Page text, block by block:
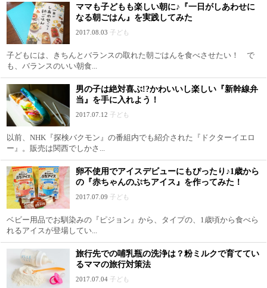
ママも子どもも楽しい朝に♪『一日がしあわせに
なる朝ごはん』を実践してみた
2017.08.03 子ども
子どもには、きちんとバランスの取れた朝ごはんを食べさせたい！ で
も、バランスのいい朝食...
男の子は絶対喜ぶ!?かわいいし楽しい『新幹線弁
当』を手に入れよう！
2017.07.12 子ども
以前、NHK『探検バクモン』の番組内でも紹介された『ドクターイエロ
ー』。販売は関西でしかさ...
卵不使用でアイスデビューにもぴったり♪1歳から
の『赤ちゃんのぷちアイス』を作ってみた！
2017.07.09 子ども
ベビー用品でお馴染みの『ピジョン』から、タイプの、1歳頃から食べら
れるアイスが登場してい...
旅行先での哺乳瓶の洗浄は？粉ミルクで育ててい
るママの旅行対策法
2017.07.04 子ども